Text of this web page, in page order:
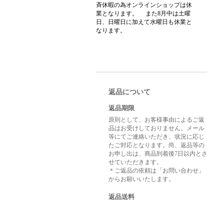
斉休暇の為オンラインショップは休
業となります。 また8月中は土曜
日、日曜日に加えて水曜日も休業と
なります。
返品について
返品期限
原則として、お客様事由によるご返
品はお受けしておりません。メール
等にてご連絡いただき、状況に応じ
たご対応となります。尚、返品等の
お申し出は、商品到着後7日以内とさ
せていただきます。
＊ご返品の依頼は「お問い合わせ」
からお願いいたします。
返品送料